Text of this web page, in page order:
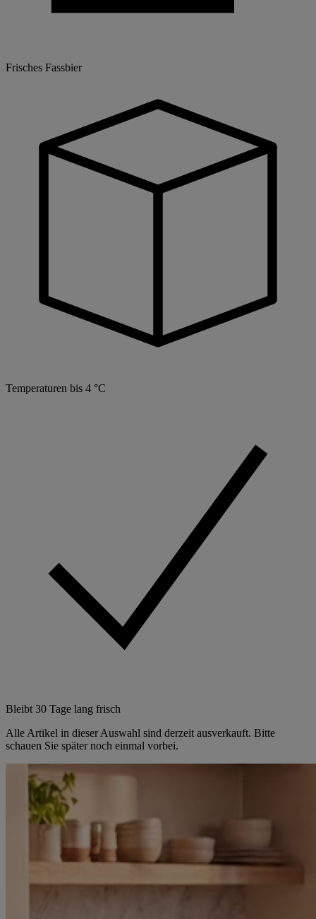
Frisches Fassbier
Temperaturen bis 4 °C
Bleibt 30 Tage lang frisch
Alle Artikel in dieser Auswahl sind derzeit ausverkauft. Bitte
schauen Sie später noch einmal vorbei.